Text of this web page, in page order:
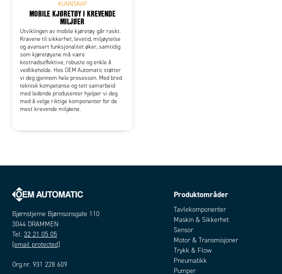
KUNNSKAP
MOBILE KJØRETØY I KREVENDE
MILJØER
Utviklingen av mobile kjøretøy går raskt.
Kravene til sikkerhet, levetid, miljøytelse
og avansert funksjonalitet øker, samtidig
som kjøretøyene må være
kostnadseffektive, robuste og enkle å
vedlikeholde. Hos OEM Automatic støtter
vi deg gjennom hele prosessen. Med bred
teknisk kompetanse og tett samarbeid
med ledende produsenter hjelper vi deg
med å velge riktige komponenter for de
mest krevende miljøene.
Bjørnstjerne Bjørnsonsgate 110
3044 DRAMMEN
Tel: 32 21 05 05
[email protected]
Org.nr. 931 228 609
Produktområder
Tavlekomponenter
Maskin & Sikkerhet
Sensor
Motor & Transmisjoner
Trykk & Flow
Pneumatikk
Pumper